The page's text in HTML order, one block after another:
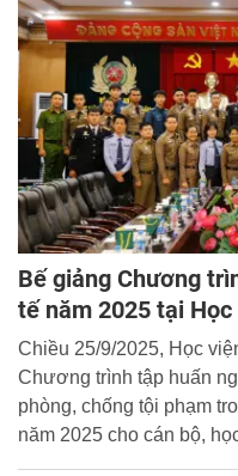
Bế giảng Chương
tế năm 2025 tại Học
Chiều 25/9/2025, Học
Chương trình tập huấn
phòng, chống tội phạm
năm 2025 cho cán bộ,